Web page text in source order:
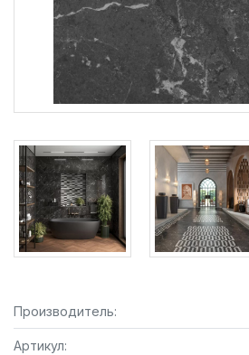
Производитель:
Артикул: